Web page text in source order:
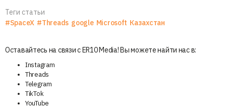
Теги статьи
#SpaceX #Threads google Microsoft Казахстан
Оставайтесь на связи с ER10 Media! Вы можете найти нас в:
Instagram
Threads
Telegram
TikTok
YouTube